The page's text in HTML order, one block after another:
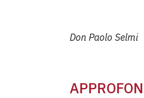
Don Paolo Selmi